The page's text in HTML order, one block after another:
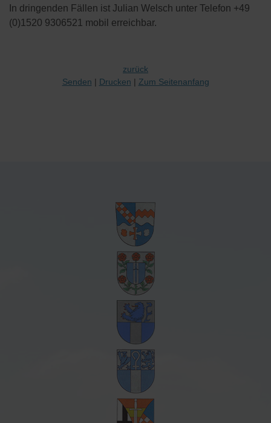
In dringenden Fällen ist Julian Welsch unter Telefon +49
(0)1520 9306521 mobil erreichbar.
zurück
Senden
Drucken Zum Seitenanfang